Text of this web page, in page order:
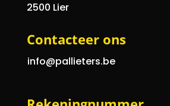
2500 Lier
Contacteer ons
info@pallieters.be